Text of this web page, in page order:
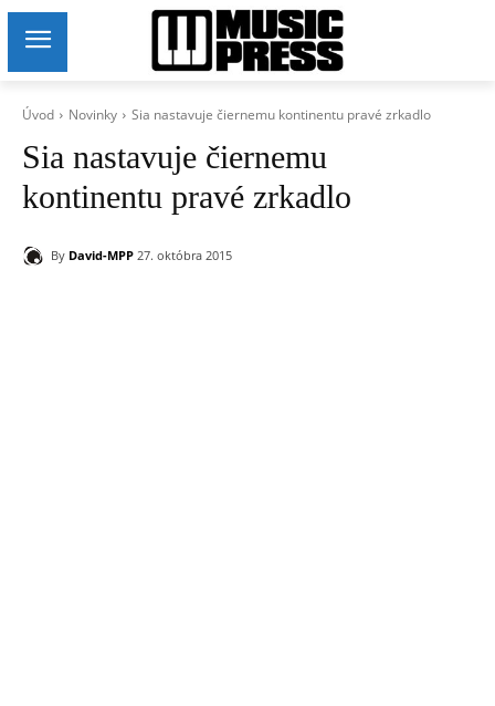
Úvod Novinky Sia nastavuje čiernemu kontinentu pravé zrkadlo
Sia nastavuje čiernemu
kontinentu pravé zrkadlo
By David-MPP 27. októbra 2015